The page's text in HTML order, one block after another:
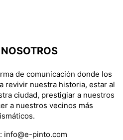
de comunicación donde los
revivir nuestra historia, estar al
ciudad, prestigiar a nuestros
a nuestros vecinos más
info@e-pinto.com